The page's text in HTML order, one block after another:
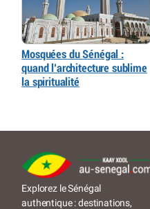
Mosquées du Sénégal :
quand l’architecture sublime
la spiritualité
Explorez le Sénégal
authentique : destinations,